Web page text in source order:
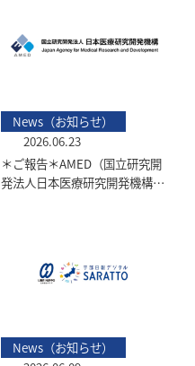
News（お知らせ）
2026.06.23
＊ご報告＊AMED（国立研究開
発法人日本医療研究開発機構）
News（お知らせ）